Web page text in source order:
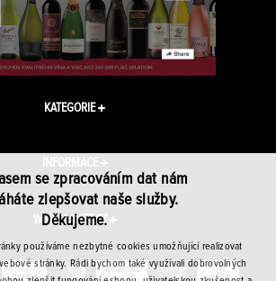
KATEGORIE
INFORMACE
WINEPLANET.CZ
se zpracováním dat nám
zlepšovat naše služby.
Děkujeme.
používáme nezbytné cookies umožňující realizovat
stránky. Rádi bychom také využívali dobrovolných